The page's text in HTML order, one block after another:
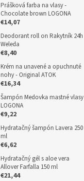
Prášková farba na vlasy -
Chocolate brown LOGONA
€14,07
Deodorant roll on Rakytník 24h
Weleda
€8,40
Krém na unavené a opuchnuté
nohy - Original ATOK
€16,34
Šampón Medovka mastné vlasy
LOGONA
€9,22
Hydratačný šampón Lavera 250
ml
€6,62
Hydratačný gél s aloe vera
Allover Farfalla 150 ml
€21,44